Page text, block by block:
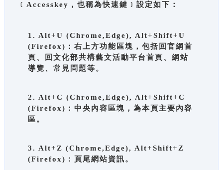
﹝Accesskey，也稱為快速鍵﹞設定如下：
1. Alt+U (Chrome,Edge), Alt+Shift+U
(Firefox)：右上方功能區塊，包括回官網首
頁、回文化部共構藝文活動平台首頁、網站
導覽、常見問題等。
2. Alt+C (Chrome,Edge), Alt+Shift+C
(Firefox)：中央內容區塊，為本頁主要內容
區。
3. Alt+Z (Chrome,Edge), Alt+Shift+Z
(Firefox)：頁尾網站資訊。